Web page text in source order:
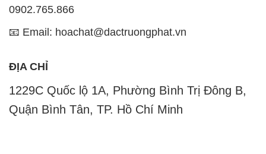
0902.765.866
📧 Email: hoachat@dactruongphat.vn
ĐỊA CHỈ
1229C Quốc lộ 1A, Phường Bình Trị Đông B,
Quận Bình Tân, TP. Hồ Chí Minh